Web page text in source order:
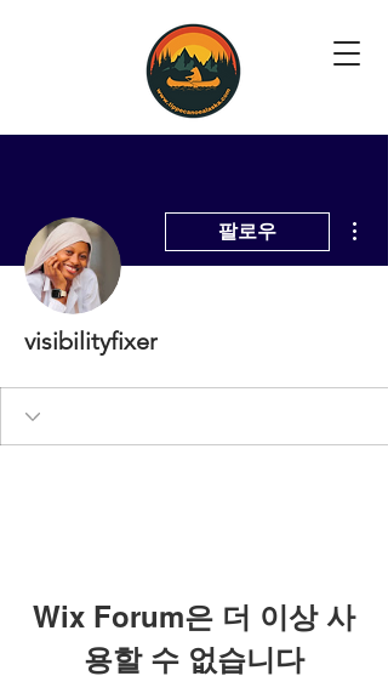
팔로우
visibilityfixer
Wix Forum은 더 이상 사
용할 수 없습니다